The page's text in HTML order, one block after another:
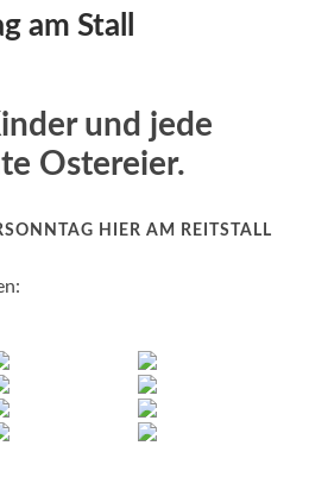
am Stall
und jede
Ostereier.
HIER AM REITSTALL